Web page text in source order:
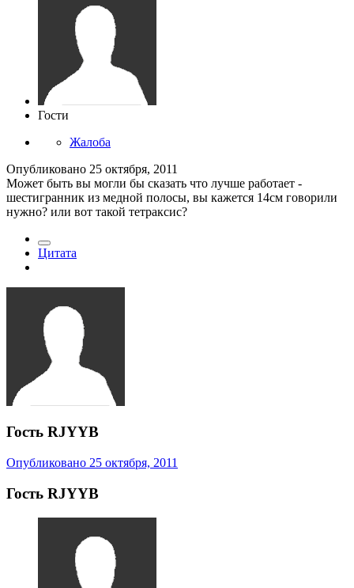
Гости
Жалоба
Опубликовано 25 октября, 2011
Может быть вы могли бы сказать что лучше работает -
шестигранник из медной полосы, вы кажется 14см говорили
нужно? или вот такой тетраксис?
Цитата
Гость RJYYB
Опубликовано 25 октября, 2011
Гость RJYYB